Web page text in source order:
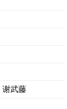
谢武藤